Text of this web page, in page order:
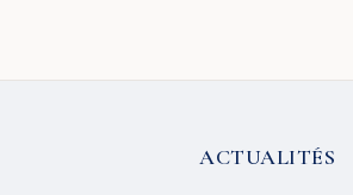
ACTUALITÉS